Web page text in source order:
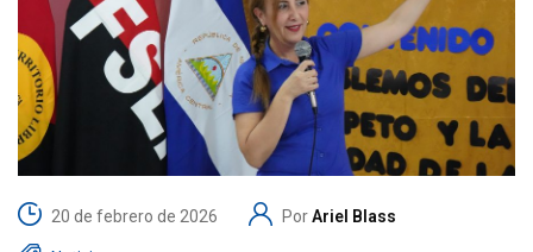
20 de febrero de 2026 PorAriel Blass